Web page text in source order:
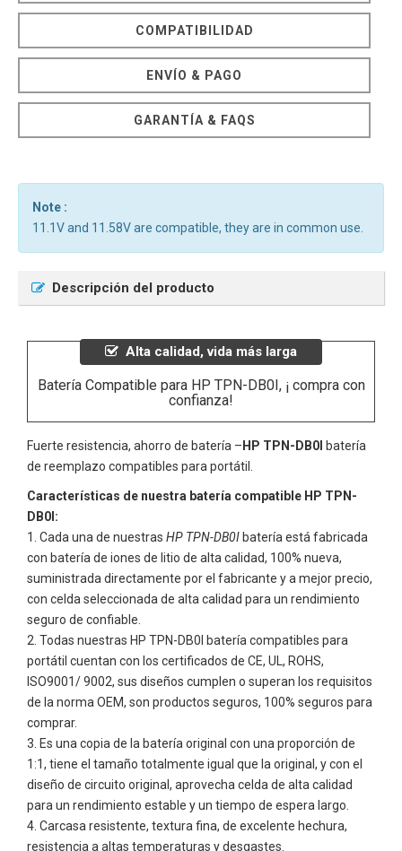
COMPATIBILIDAD
ENVÍO & PAGO
GARANTÍA & FAQS
Note :
11.1V and 11.58V are compatible, they are in common use.
Descripción del producto
Alta calidad, vida más larga
Batería Compatible para HP TPN-DB0I, ¡ compra con
confianza!
Fuerte resistencia, ahorro de batería – HP TPN-DB0I batería
de reemplazo compatibles para portátil.
Características de nuestra batería compatible HP TPN-
DB0I:
Cada una de nuestras HP TPN-DB0I batería está fabricada
con batería de iones de litio de alta calidad, 100% nueva,
suministrada directamente por el fabricante y a mejor precio,
con celda seleccionada de alta calidad para un rendimiento
seguro de confiable.
Todas nuestras HP TPN-DB0I batería compatibles para
portátil cuentan con los certificados de CE, UL, ROHS,
ISO9001/ 9002, sus diseños cumplen o superan los requisitos
de la norma OEM, son productos seguros, 100% seguros para
comprar.
Es una copia de la batería original con una proporción de
1:1, tiene el tamaño totalmente igual que la original, y con el
diseño de circuito original, aprovecha celda de alta calidad
para un rendimiento estable y un tiempo de espera largo.
Carcasa resistente, textura fina, de excelente hechura,
resistencia a altas temperaturas y desgastes.